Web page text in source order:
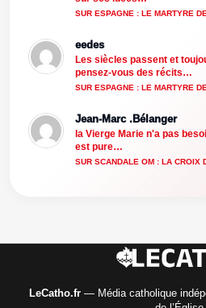
SUR ESPAGNE : LE MARTYRE
eedes
Les siècles passent et
pensez-vous des récits…
SUR ESPAGNE : LE MARTYRE
Jean-Marc .Bélanger
la Vierge Marie n'a pas
est pure…
SUR SCANDALE OM : LA CROIX
LeCatho.fr— Média catholique